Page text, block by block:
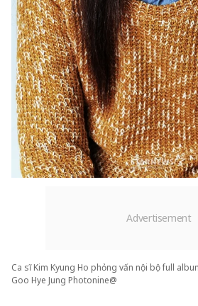
Ca sĩ Kim Kyung Ho phỏng vấn nội bộ full
Goo Hye Jung Photonine@